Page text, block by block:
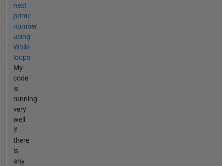
next
prime
number
using
While
loops
My
code
is
running
very
well.
if
there
is
any